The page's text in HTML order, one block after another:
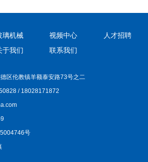
璃机械 视频中心
人才招聘
于我们 联系我们
区伦教镇羊额泰安路73号之二
/ 18028171872
号